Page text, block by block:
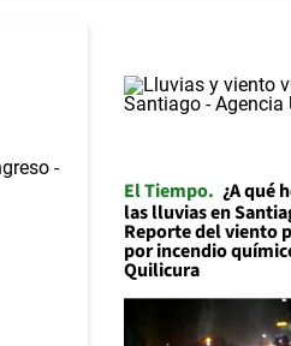
El Tiempo ¿A qué
las lluvias en
Reporte del viento
por incendio
Quilicura